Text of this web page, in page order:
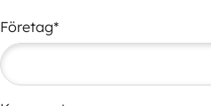
Företag*